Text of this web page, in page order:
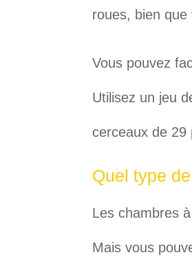
roues, bien
Vous pouvez
Utilisez un jeu
cerceaux de 29
Quel type
Les chambres
Mais vous